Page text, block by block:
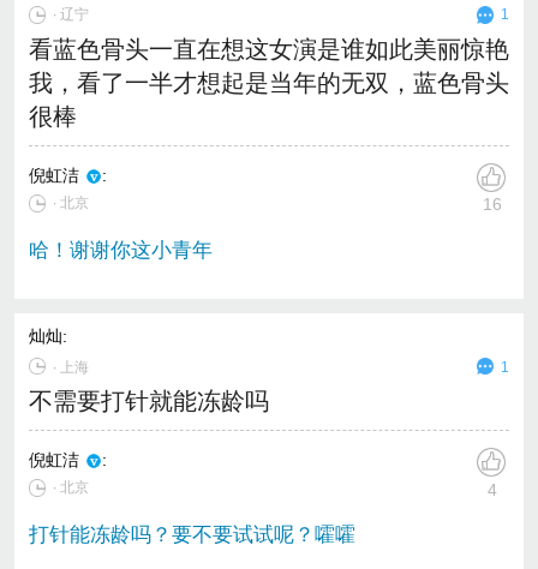
∙辽宁 1
看蓝色骨头一直在想这女演是谁如此美丽惊艳
我，看了一半才想起是当年的无双，蓝色骨头
很棒
倪虹洁 :
∙ 北京 16
哈！谢谢你这小青年
灿灿:
∙ 上海 1
不需要打针就能冻龄吗
倪虹洁 :
∙ 北京 4
打针能冻龄吗？要不要试试呢？嚯嚯